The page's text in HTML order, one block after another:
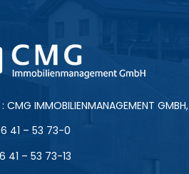
CMG IMMOBILIENMANAGEMENT
41 – 53 73-0
41 – 53 73-13